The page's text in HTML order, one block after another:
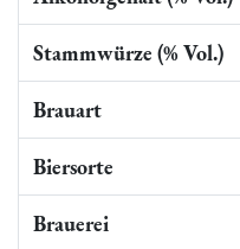
Stammwürze (% Vol.)
Brauart
Biersorte
Brauerei